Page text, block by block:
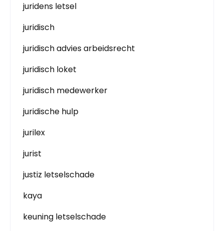
juridens letsel
juridisch
juridisch advies arbeidsrecht
juridisch loket
juridisch medewerker
juridische hulp
jurilex
jurist
justiz letselschade
kaya
keuning letselschade